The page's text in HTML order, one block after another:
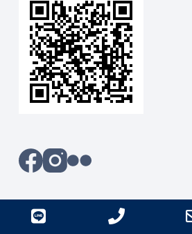
版權 ©2026 - 小山攝影本舖 all right